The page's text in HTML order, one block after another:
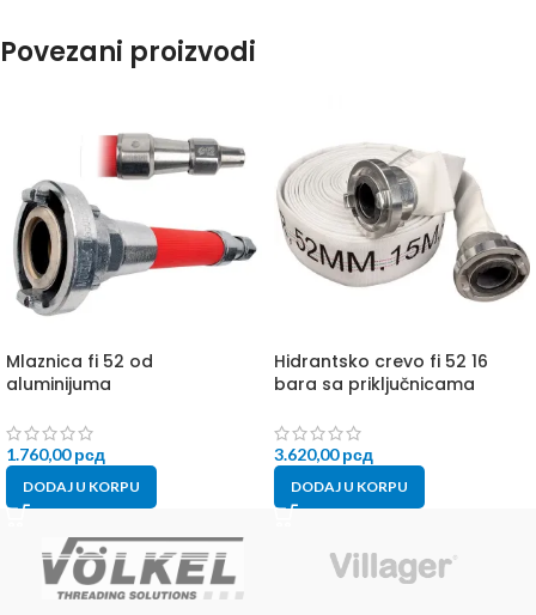
Povezani proizvodi
Mlaznica fi 52 od
aluminijuma
1.760,00рсд
DODAJ U KORPU
Hidrantsko crevo fi 52 16
bara sa priključnicama
3.620,00рсд
DODAJ U KORPU